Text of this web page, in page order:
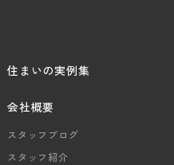
住まいの実例集
会社概要
スタッフブログ
スタッフ紹介